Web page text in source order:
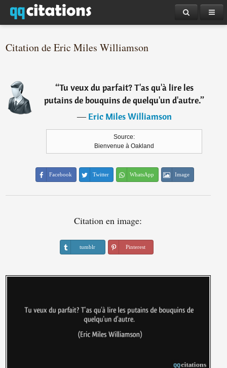
Citation de Eric Miles Williamson
“Tu veux du parfait? T'as qu'à lire les
putains de bouquins de quelqu'un d'autre.”
―Eric Miles Williamson
Source:
Bienvenue à Oakland
Facebook Twitter WhatsApp Image
Citation en image:
tumblr Pinterest